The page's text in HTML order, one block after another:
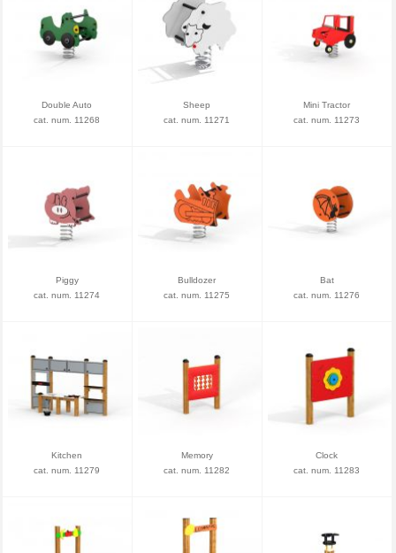
Double Auto
cat. num. 11268
Sheep
cat. num. 11271
Mini Tractor
cat. num. 11273
Piggy
cat. num. 11274
Bulldozer
cat. num. 11275
Bat
cat. num. 11276
Kitchen
cat. num. 11279
Memory
cat. num. 11282
Clock
cat. num. 11283